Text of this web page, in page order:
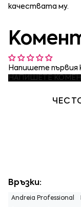
качествата му.
Напишете първия
НАПИШЕТЕ
Връзки:
Andreia Professional